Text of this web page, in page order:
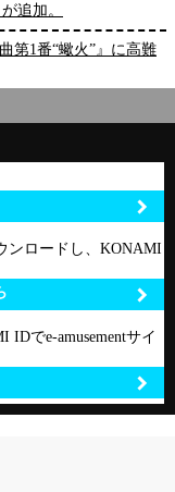
追加。
第1番“蠍火”』に高難
ンロードし、KONAMI
IDでe-amusementサイ